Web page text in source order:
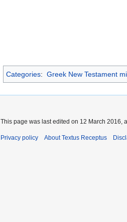
Categories: Greek New Testament
This page was last edited on 12 March 2016,
Privacy policy About Textus Receptus